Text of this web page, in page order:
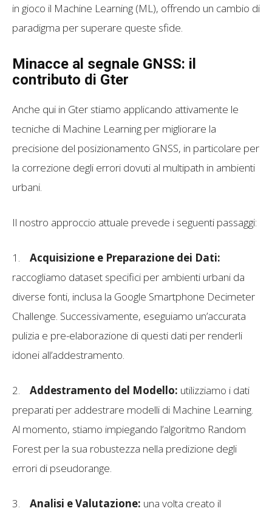
in gioco il Machine Learning (ML), offrendo un cambio di
paradigma per superare queste sfide.
Minacce al segnale GNSS: il
contributo di Gter
Anche qui in Gter stiamo applicando attivamente le
tecniche di Machine Learning per migliorare la
precisione del posizionamento GNSS, in particolare per
la correzione degli errori dovuti al multipath in ambienti
urbani.
Il nostro approccio attuale prevede i seguenti passaggi:
1.
Acquisizione e Preparazione dei Dati:
raccogliamo dataset specifici per ambienti urbani da
diverse fonti, inclusa la Google Smartphone Decimeter
Challenge. Successivamente, eseguiamo un’accurata
pulizia e pre-elaborazione di questi dati per renderli
idonei all’addestramento.
2. Addestramento del Modello: utilizziamo i dati
preparati per addestrare modelli di Machine Learning.
Al momento, stiamo impiegando l’algoritmo Random
Forest per la sua robustezza nella predizione degli
errori di pseudorange.
3. Analisi e Valutazione: una volta creato il